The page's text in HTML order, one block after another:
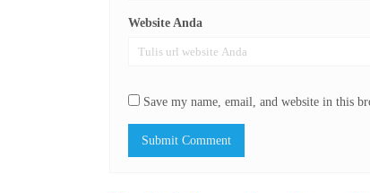
Website Anda
Save my name, email, and website in this